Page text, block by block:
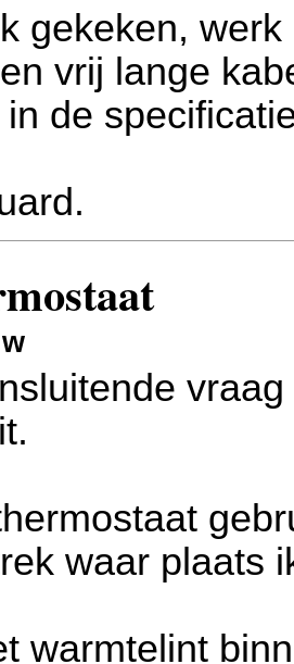
gekeken,
vrij lange
de
waar plaats
warmtelint